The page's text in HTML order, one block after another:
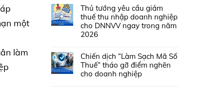
một
làm
Thủ tướng yêu cầu giảm
thuế thu nhập doanh nghiệp
cho DNNVV ngay trong năm
2026
Chiến dịch “Làm Sạch Mã Số
Thuế” tháo gỡ điểm nghẽn
cho doanh nghiệp